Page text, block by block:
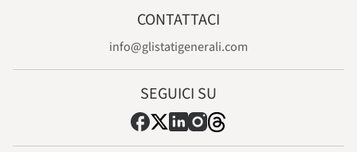
CONTATTACI
info@glistatigenerali.com
SEGUICI SU